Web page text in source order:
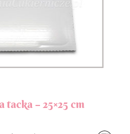
– 25×25 cm